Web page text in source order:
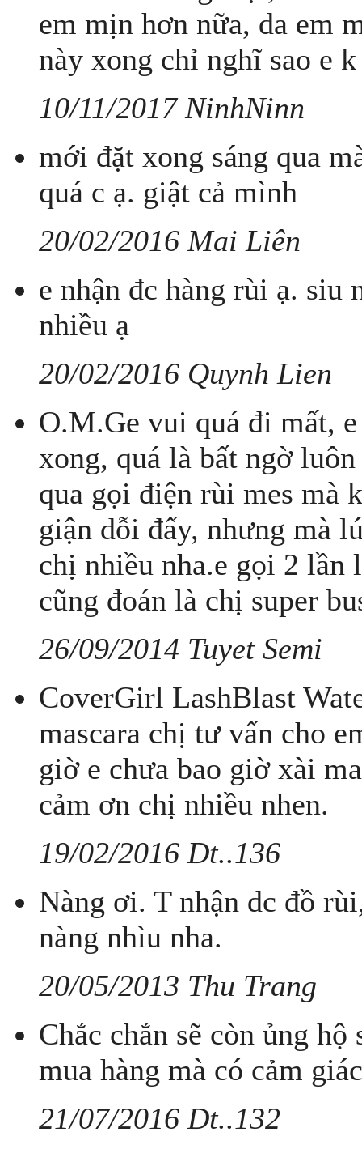
em mịn hơn nữa, da em
này xong chỉ nghĩ sao e
10/11/2017 NinhNinn
mới đặt xong sáng qua
quá c ạ. giật cả mình
20/02/2016 Mai Liên
e nhận đc hàng rùi ạ. siu
nhiều ạ
20/02/2016 Quynh Lien
O.M.Ge vui quá đi mất,
xong, quá là bất ngờ
qua gọi điện rùi mes mà
giận dỗi đấy, nhưng mà
chị nhiều nha.e gọi 2 lần
cũng đoán là chị super
26/09/2014 Tuyet Semi
CoverGirl LashBlast
mascara chị tư vấn cho
giờ e chưa bao giờ xài
cảm ơn chị nhiều nhen.
19/02/2016 Dt..136
Nàng ơi. T nhận dc đồ
nàng nhìu nha.
20/05/2013 Thu Trang
Chắc chắn sẽ còn ủng
mua hàng mà có cảm
21/07/2016 Dt..132